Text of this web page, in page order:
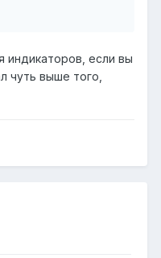
индикаторов, если вы
чуть выше того,